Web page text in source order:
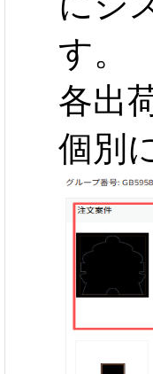
す。
各出
個別